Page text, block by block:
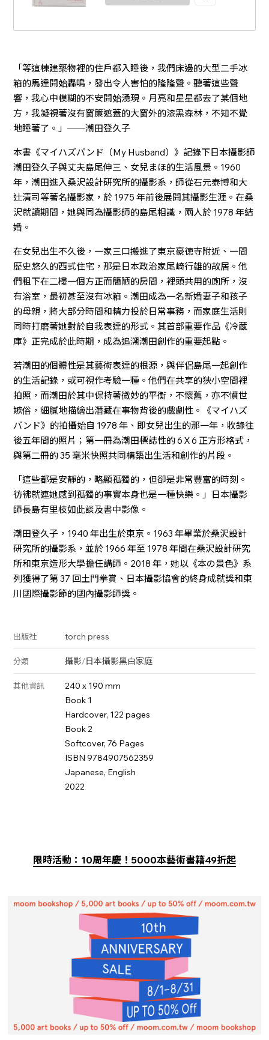
加
「等這棟建築物裡的住戶都入睡後，我們床邊的大型二手冰
箱的馬達開始轟鳴，發出令人害怕的隆隆聲。聽著這些聲
響，我心中模糊的不安開始湧現。月亮和星星都去了某個地
方，我凝視著沒有窗簾遮蓋的大窗外的漆黑森林，不知不覺
地睡著了。」──潮田登久子
本書《マイハズバンド（My Husband）》記錄下日本攝影師
潮田登久子與丈夫島尾伸三、女兒まほ的生活風景。1960
年，潮田進入桑沢設計研究所的攝影系，師從石元泰博和大
辻清司等著名攝影家，於 1975 年前後展開其攝影生涯。在桑
沢就讀期間，她與同為攝影師的島尾相識，兩人於 1978 年結
婚。
在女兒出生不久後，一家三口搬進了東京豪徳寺附近、一間
歷史悠久的西式住宅，那是日本政治家尾崎行雄的故居。他
們租下在二樓一個方正而簡陋的房間，裡頭共用的廁所，沒
有浴室，最初甚至沒有冰箱。潮田成為一名新婚妻子和孩子
的母親，將大部分時間和精力投於日常事務，而家庭生活則
同時打磨著她對於自我表達的形式。其首部重要作品《冷蔵
庫》正完成於此時期，成為追溯潮田創作的重要起點。
若潮田的個體性是其藝術表達的根源，與伴侶島尾一起創作
的生活記錄，或可視作考驗一種。他們在共享的狹小空間裡
拍照，而潮田於其中保持著微妙的平衡，不懷舊，亦不憤世
嫉俗，細膩地描繪出潛藏在事物背後的戲劇性。《マイハズ
バンド》的拍攝始自 1978 年、即女兒出生的那一年，收錄往
後五年間的照片；第一冊為潮田標誌性的 6Ｘ6 正方形格式，
與第二冊的 35 毫米快照共同構築出生活和創作的片段。
「這些都是安靜的，略顯孤獨的，但卻是非常豐富的時刻。
彷彿就連她感到孤獨的事實本身也是一種快樂。」日本攝影
師長島有里枝如此談及書中影像。
潮田登久子，1940 年出生於東京。1963 年畢業於桑沢設計
研究所的攝影系，並於 1966 年至 1978 年間在桑沢設計研究
所和東京造形大學擔任講師。2018 年，她以《本の景色》系
列獲得了第 37 回土門拳賞、日本攝影協會的終身成就獎和東
川國際攝影節的國內攝影師獎。
出版社 torch press
分類 攝影/日本攝影黑白家庭
其他資訊
240 x 190 mm
Book 1
Hardcover, 122 pages
Book 2
Softcover, 76 Pages
ISBN 9784907562359
Japanese, English
2022
限時活動：10周年慶！5000本藝術書籍49折起